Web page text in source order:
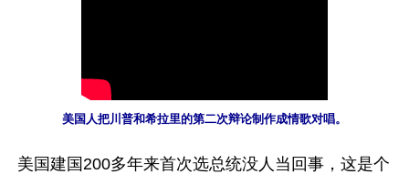
美国人把川普和希拉里的第二次辩论制作成情歌对唱。
美国建国200多年来首次选总统没人当回事，这是个